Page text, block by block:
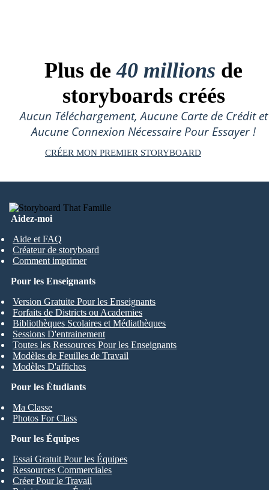
Plus de40 millions de
storyboards créés
Aucun Téléchargement, Aucune Carte de Crédit et
Aucune Connexion Nécessaire Pour Essayer !
CRÉER MON PREMIER STORYBOARD
Aidez-moi
Aide et FAQ
Créateur de storyboard
Comment imprimer
Pour les Étudiants
Ma Classe
Photos For Class
Pour les Enseignants
Version Gratuite Pour les Enseignants
Forfaits de Districts ou Academies
Bibliothèques Scolaires et Médiathèques
Sessions D'entrainement
Toutes les Ressources Pour les Enseignants
Modèles de Feuilles de Travail
Modèles D'affiches
Pour les Équipes
Essai Gratuit Pour les Équipes
Ressources Commerciales
Créer Pour le Travail